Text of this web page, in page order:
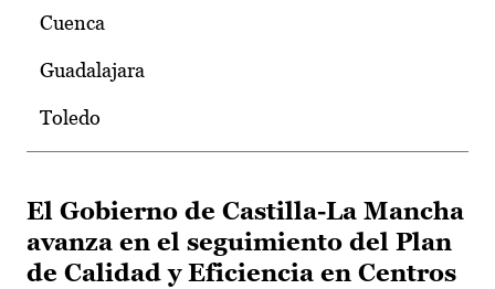
Cuenca
Guadalajara
Toledo
El Gobierno de Castilla-La Mancha
avanza en el seguimiento del Plan
de Calidad y Eficiencia en Centros